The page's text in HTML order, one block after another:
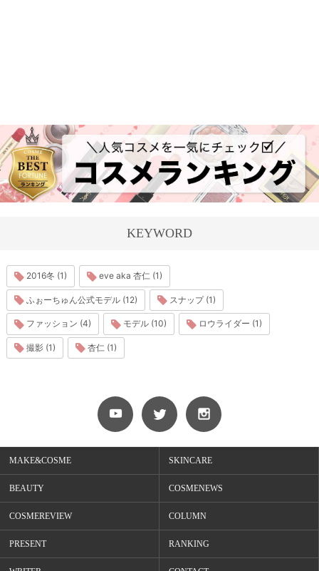
KEYWORD
2016冬 (1) eve aka 杏仁 (1)
ふぉーちゅん公式モデル (12) スナップ (1)
ファッション (4) モデル (10) ロウライダー (1)
撮影 (1) 杏仁 (1)
MAKE&COSME SKINCARE
BEAUTY COSMENEWS
COSMEREVIEW COLUMN
PRESENT RANKING